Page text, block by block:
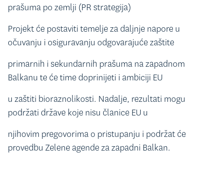
prašuma po zemlji (PR strategija)
Projekt će postaviti temelje za daljnje napore u
očuvanju i osiguravanju odgovarajuće zaštite
primarnih i sekundarnih prašuma na zapadnom
Balkanu te će time doprinijeti i ambiciji EU
u zaštiti bioraznolikosti. Nadalje, rezultati mogu
podržati države koje nisu članice EU u
njihovim pregovorima o pristupanju i podržat će
provedbu Zelene agende za zapadni Balkan.